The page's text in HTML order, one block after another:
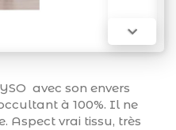

avec son envers
à 100%. Il ne
Aspect vrai tissu, très